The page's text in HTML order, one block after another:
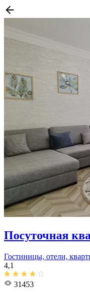
Посуточная
Гостиницы, отели,
4,1
31453